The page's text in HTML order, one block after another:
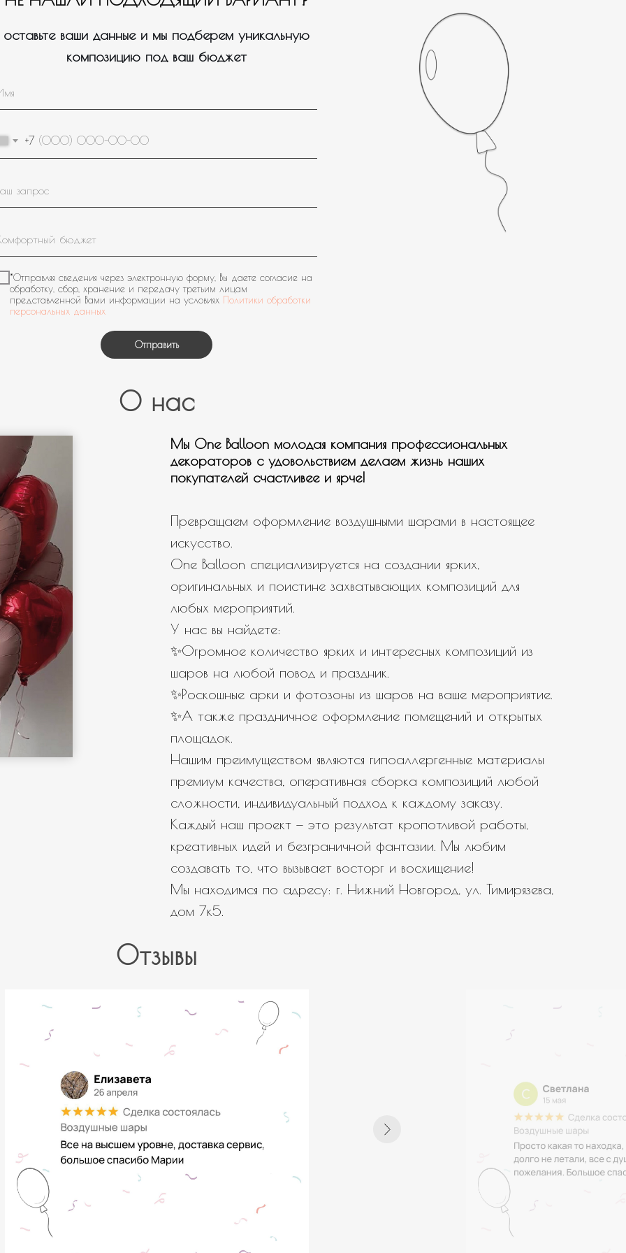
+7
*Отправляя сведения через электронную форму, Вы даете согласие на
обработку, сбор, хранение и передачу третьим лицам
представленной Вами информации на условиях Политики обработки
персональных данных
Отправить
оставьте ваши данные и мы подберем уникальную
композицию под ваш бюджет
О нас
Мы One Balloon молодая компания профессиональных
декораторов с удовольствием делаем жизнь наших
покупателей счастливее и ярче!
Превращаем оформление воздушными шарами в настоящее
искусство.
One Balloon специализируется на создании ярких,
оригинальных и поистине захватывающих композиций для
любых мероприятий.
У нас вы найдете:
✨Огромное количество ярких и интересных композиций из
шаров на любой повод и праздник.
✨Роскошные арки и фотозоны из шаров на ваше мероприятие.
✨А также праздничное оформление помещений и открытых
площадок.
Нашим преимуществом являются гипоаллергенные материалы
премиум качества, оперативная сборка композиций любой
сложности, индивидуальный подход к каждому заказу.
Каждый наш проект — это результат кропотливой работы,
креативных идей и безграничной фантазии. Мы любим
создавать то, что вызывает восторг и восхищение!
Мы находимся по адресу: г. Нижний Новгород, ул. Тимирязева,
дом 7к5.
Отзывы